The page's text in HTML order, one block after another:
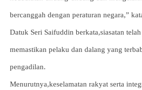
bercanggah dengan peraturan negara,”
Datuk Seri Saifuddin berkata,siasatan
memastikan pelaku dan dalang yang
pengadilan.
Menurutnya,keselamatan rakyat serta